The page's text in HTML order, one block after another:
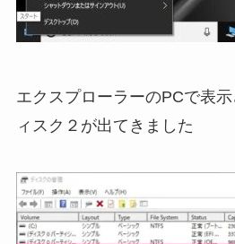
エクスプローラーのPCで表
ィスク２が出てきました